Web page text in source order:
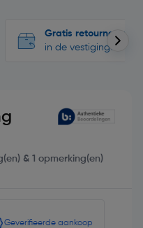
Gratis retourneren
in de vestigingen
& 1 opmerking(en)
Geverifieerde aankoop